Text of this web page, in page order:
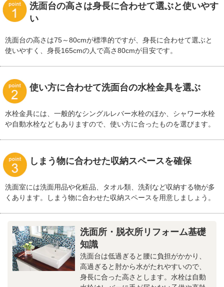
洗面台の高さは身長に合わせて選ぶと使いやす
い
洗面台の高さは75～80cmが標準的ですが、身長に合わせて選ぶと
使いやすく、身長165cmの人で高さ80cmが目安です。
使い方に合わせて洗面台の水栓金具を選ぶ
水栓金具には、一般的なシングルレバー水栓のほか、シャワー水栓
や自動水栓などもありますので、使い方に合ったものを選びます。
しまう物に合わせた収納スペースを確保
洗面室には洗面用品や化粧品、タオル類、洗剤など収納する物が多
くあります。しまう物に合わせた収納スペースを用意しましょう。
洗面所・脱衣所リフォーム基礎
知識
洗面台は低過ぎると腰に負担がかかり、
高過ぎると肘から水がたれやすいので、
身長に合った高さとします。水栓は自動